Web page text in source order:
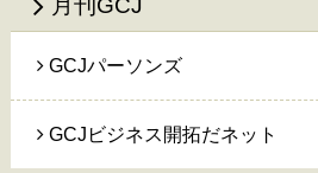
月刊GCJ
GCJパーソンズ
GCJビジネス開拓だネット